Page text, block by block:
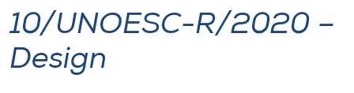
I.nova
10/UNOESC-R/2020 –
Design